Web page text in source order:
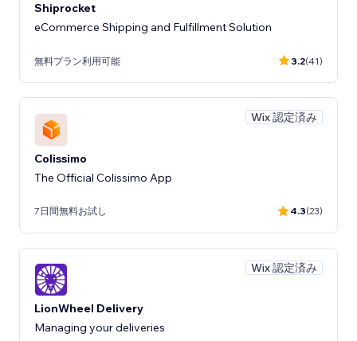
Shiprocket
eCommerce Shipping and Fulfillment Solution
無料プラン利用可能 3.2(41)
Wix 認定済み
Colissimo
The Official Colissimo App
7日間無料お試し 4.3(23)
Wix 認定済み
LionWheel Delivery
Managing your deliveries